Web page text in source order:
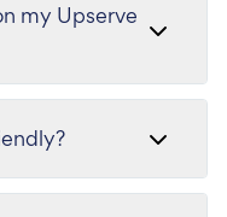
my Upserve